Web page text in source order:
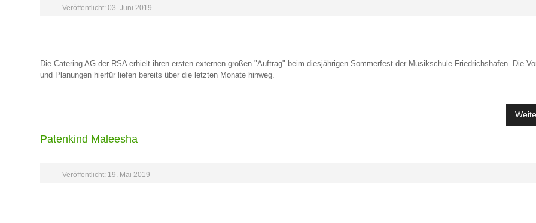
Veröffentlicht: 03. Juni 2019
Die Catering AG der RSA erhielt ihren ersten externen großen "Auftrag" beim diesjährigen Sommerfest der Musikschule Friedrichshafen. Die
und Planungen hierfür liefen bereits über die letzten Monate hinweg.
Patenkind Maleesha
Veröffentlicht: 19. Mai 2019